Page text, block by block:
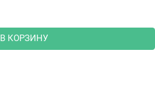
В КОРЗИНУ